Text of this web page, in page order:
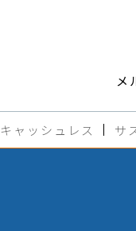
メ
キャッシュレス サ